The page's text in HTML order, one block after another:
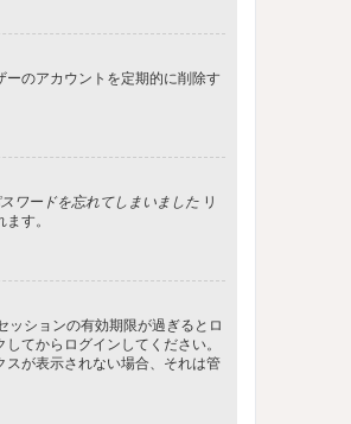
のアカウントを定期的に削除す
ワードを忘れてしまいました リ
す。
ッションの有効期限が過ぎるとロ
てからログインしてください。
スが表示されない場合、それは管